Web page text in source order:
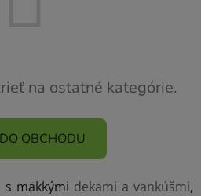
na ostatné kategórie.
OBCHODU
mäkkými dekami a vankúšmi,